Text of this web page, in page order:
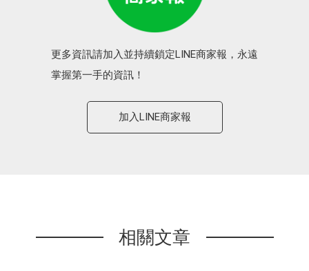
更多資訊請加入並持續鎖定LINE商家報，永遠
掌握第一手的資訊！
加入LINE商家報
相關文章